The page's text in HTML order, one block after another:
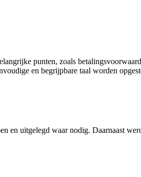
punten, zoals
en begrijpbare taal worden
en uitgelegd waar nodig. Daarnaast